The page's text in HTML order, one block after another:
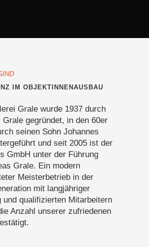
IM OBJEKTINNENAUSBAU
Grale wurde 1937 durch
Grale gegründet, in den 60er
seinen Sohn Johannes
und seit 2005 ist der
GmbH unter der Führung
Grale. Ein modern
Meisterbetrieb in der
mit langjähriger
und qualifizierten Mitarbeitern
Anzahl unserer zufriedenen